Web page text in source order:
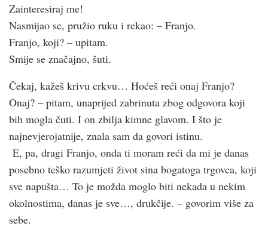
Zainteresiraj me!
Nasmijao se, pružio ruku i rekao: – Franjo.
Franjo, koji? – upitam.
Smije se značajno, šuti.
Čekaj, kažeš krivu crkvu… Hoćeš reći onaj Franjo?
Onaj? – pitam, unaprijed zabrinuta zbog odgovora koji
bih mogla čuti. I on zbilja kimne glavom. I što je
najnevjerojatnije, znala sam da govori istinu.
E, pa, dragi Franjo, onda ti moram reći da mi je danas
posebno teško razumjeti život sina bogatoga trgovca, koji
sve napušta… To je možda moglo biti nekada u nekim
okolnostima, danas je sve…, drukčije. – govorim više za
sebe.